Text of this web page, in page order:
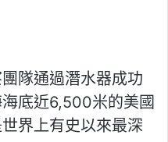
隊通過潛水器成功
底近6,500米的美國
界上有史以來最深